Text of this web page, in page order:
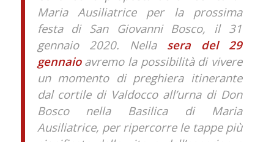
Maria Ausiliatrice per la prossima
festa di San Giovanni Bosco, il 31
gennaio 2020. Nella sera del 29
gennaioavremo la possibilità di vivere
un momento di preghiera itinerante
dal cortile di Valdocco all’urna di Don
Bosco nella Basilica di Maria
Ausiliatrice, per ripercorre le tappe più